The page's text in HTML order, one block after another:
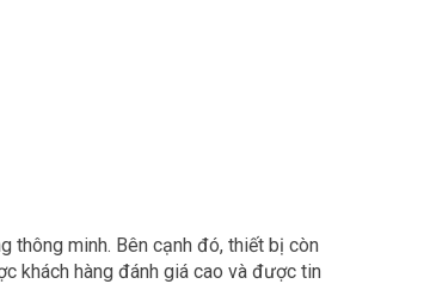
thông minh. Bên cạnh đó, thiết bị còn
khách hàng đánh giá cao và được tin